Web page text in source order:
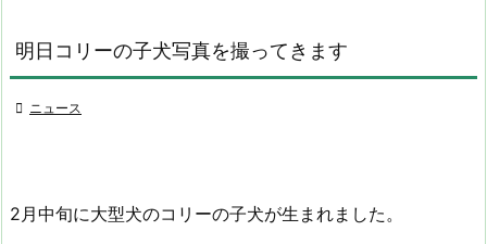
明日コリーの子犬写真を撮ってきます
 ニュース
2月中旬に大型犬のコリーの子犬が生まれました。